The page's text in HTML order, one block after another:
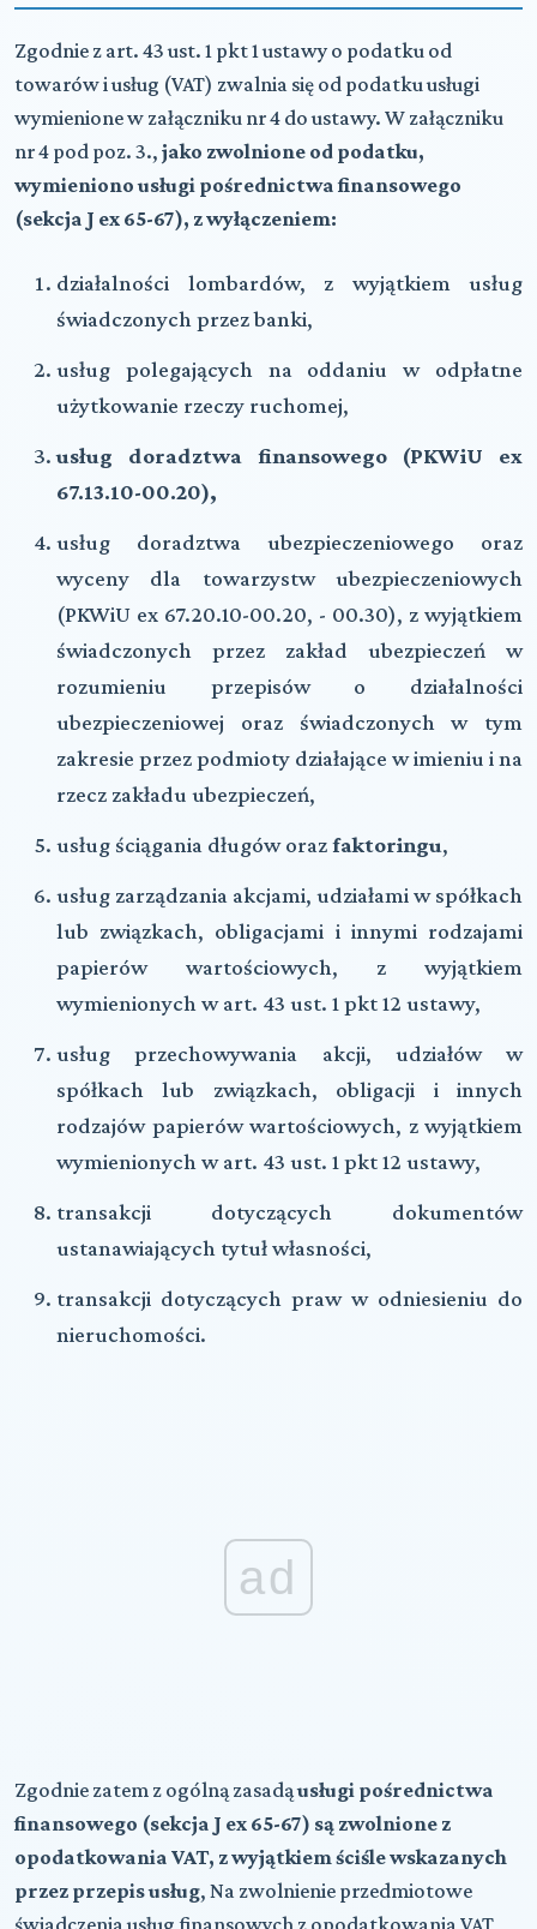
Zgodnie z art. 43 ust. 1 pkt 1 ustawy o podatku od
towarów i usług (VAT) zwalnia się od podatku usługi
wymienione w załączniku nr 4 do ustawy. W załączniku
nr 4 pod poz. 3., jako zwolnione od podatku,
wymieniono usługi pośrednictwa finansowego
(sekcja J ex 65-67), z wyłączeniem:
działalności lombardów, z wyjątkiem usług
świadczonych przez banki,
usług polegających na oddaniu w odpłatne
użytkowanie rzeczy ruchomej,
usług doradztwa finansowego (PKWiU ex
67.13.10-00.20),
usług doradztwa ubezpieczeniowego oraz
wyceny dla towarzystw ubezpieczeniowych
(PKWiU ex 67.20.10-00.20, - 00.30), z wyjątkiem
świadczonych przez zakład ubezpieczeń w
rozumieniu przepisów o działalności
ubezpieczeniowej oraz świadczonych w tym
zakresie przez podmioty działające w imieniu i na
rzecz zakładu ubezpieczeń,
usług ściągania długów orazfaktoringu,
usług zarządzania akcjami, udziałami w spółkach
lub związkach, obligacjami i innymi rodzajami
papierów wartościowych, z wyjątkiem
wymienionych w art. 43 ust. 1 pkt 12 ustawy,
usług przechowywania akcji, udziałów w
spółkach lub związkach, obligacji i innych
rodzajów papierów wartościowych, z wyjątkiem
wymienionych w art. 43 ust. 1 pkt 12 ustawy,
transakcji dotyczących dokumentów
ustanawiających tytuł własności,
transakcji dotyczących praw w odniesieniu do
nieruchomości.
ad
Zgodnie zatem z ogólną zasadąusługi pośrednictwa
finansowego (sekcja J ex 65-67) są zwolnione z
opodatkowania VAT, z wyjątkiem ściśle wskazanych
przez przepis usług, Na zwolnienie przedmiotowe
świadczenia usług finansowych z opodatkowania VAT